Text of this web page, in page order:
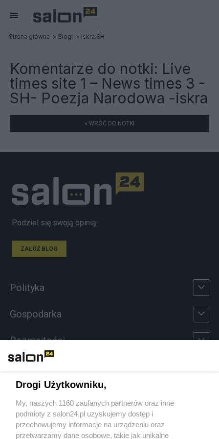
Strona główna Blogi Iskra.SH
Komentarze do notki: Live
times site 1 – News times 3 -
SH- Poezja Narodowa -iskra
« WRÓĆ DO NOTKI
Podziel się swoją opinią
ZAŁÓŻ BLOG
Polityka
Gospodarka
Rozmaitości
Sport
Społeczeństwo
Drogi Użytkowniku,
My, naszych 1160 zaufanych partnerów oraz inne
podmioty z salon24.pl uzyskujemy dostęp i
przechowujemy informacje na urządzeniu oraz
przetwarzamy dane osobowe, takie jak unikalne